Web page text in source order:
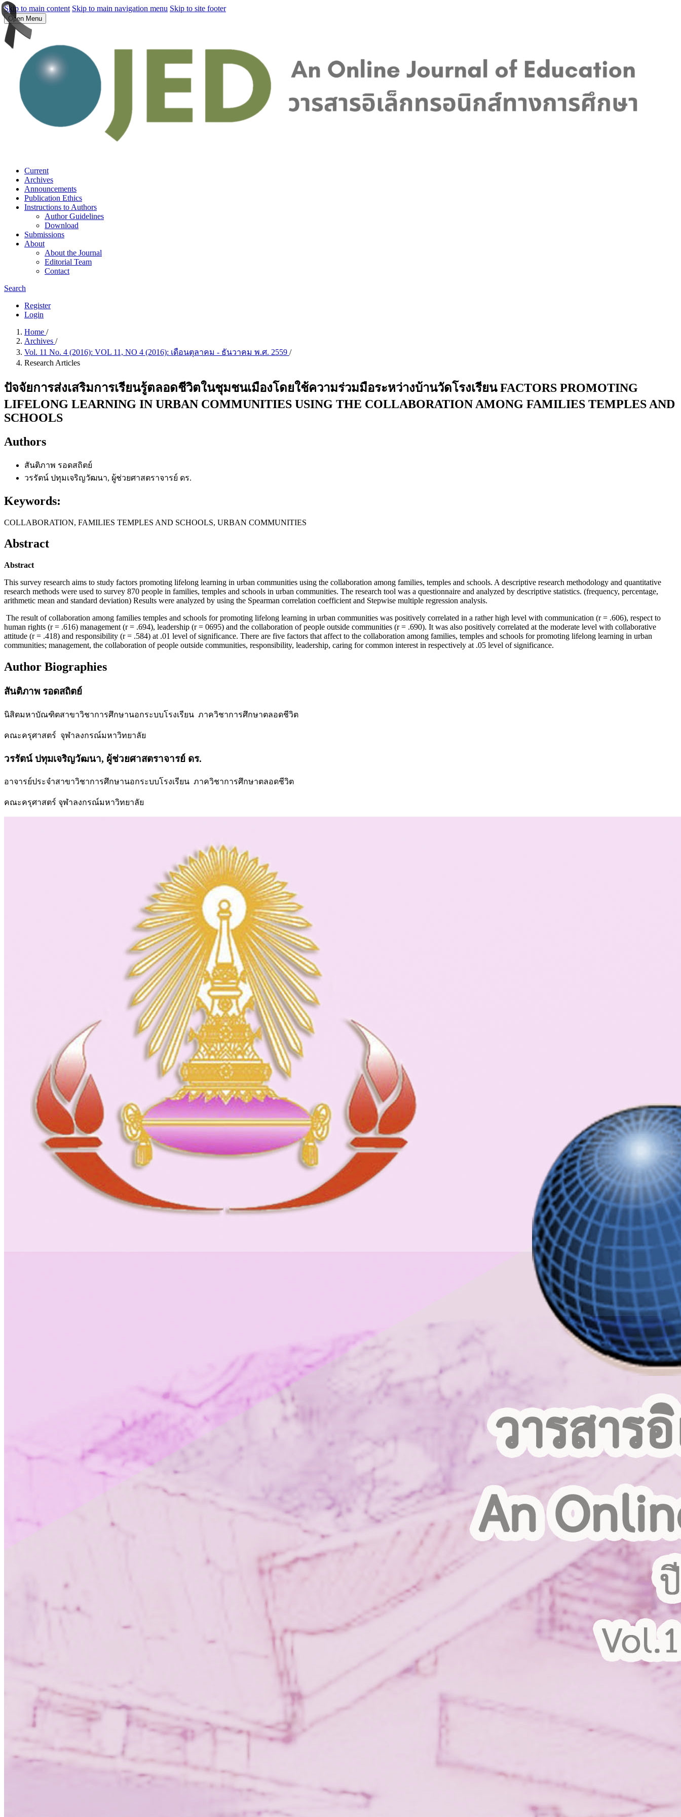
Skip to main content Skip to main navigation menu Skip to site footer
Open Menu
Current
Archives
Announcements
Publication Ethics
Instructions to Authors
Author Guidelines
Download
Submissions
About
About the Journal
Editorial Team
Contact
Search
Register
Login
Home /
Archives /
Vol. 11 No. 4 (2016): VOL 11, NO 4 (2016): เดือนตุลาคม - ธันวาคม พ.ศ. 2559 /
Research Articles
ปัจจัยการส่งเสริมการเรียนรู้ตลอดชีวิตในชุมชนเมืองโดยใช้ความร่วมมือระหว่างบ้านวัดโรงเรียน FACTORS PROMOTING
LIFELONG LEARNING IN URBAN COMMUNITIES USING THE COLLABORATION AMONG FAMILIES TEMPLES AND
SCHOOLS
Authors
สันติภาพ รอดสถิตย์
วรรัตน์ ปทุมเจริญวัฒนา, ผู้ช่วยศาสตราจารย์ ดร.
Keywords:
COLLABORATION, FAMILIES TEMPLES AND SCHOOLS, URBAN COMMUNITIES
Abstract
Abstract
This survey research aims to study factors promoting lifelong learning in urban communities using the collaboration among families, temples and schools. A descriptive research methodology and quantitative
research methods were used to survey 870 people in families, temples and schools in urban communities. The research tool was a questionnaire and analyzed by descriptive statistics. (frequency, percentage,
arithmetic mean and standard deviation) Results were analyzed by using the Spearman correlation coefficient and Stepwise multiple regression analysis.
The result of collaboration among families temples and schools for promoting lifelong learning in urban communities was positively correlated in a rather high level with communication (r = .606), respect to
human rights (r = .616) management (r = .694), leadership (r = 0695) and the collaboration of people outside communities (r = .690). It was also positively correlated at the moderate level with collaborative
attitude (r = .418) and responsibility (r = .584) at .01 level of significance. There are five factors that affect to the collaboration among families, temples and schools for promoting lifelong learning in urban
communities; management, the collaboration of people outside communities, responsibility, leadership, caring for common interest in respectively at .05 level of significance.
Author Biographies
สันติภาพ รอดสถิตย์
นิสิตมหาบัณฑิตสาขาวิชาการศึกษานอกระบบโรงเรียน ภาควิชาการศึกษาตลอดชีวิต
คณะครุศาสตร์ จุฬาลงกรณ์มหาวิทยาลัย
วรรัตน์ ปทุมเจริญวัฒนา, ผู้ช่วยศาสตราจารย์ ดร.
อาจารย์ประจำสาขาวิชาการศึกษานอกระบบโรงเรียน ภาควิชาการศึกษาตลอดชีวิต
คณะครุศาสตร์ จุฬาลงกรณ์มหาวิทยาลัย